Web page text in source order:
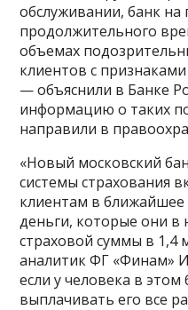
обслуживании, банк на
продолжительного
объемах
клиентов с
— объяснили в Банке
информацию о таких
направили в
«Новый московский
системы страхования
клиентам в
деньги, которые они в
страховой суммы в 1,4
аналитик ФГ «Финам»
если у человека в
выплачивать его все